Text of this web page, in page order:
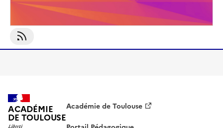
S'abonner À Droit D&#039;auteur
ACADÉMIE
DE TOULOUSE
Académie de Toulouse